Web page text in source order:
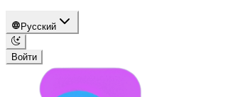
Русский
Войти